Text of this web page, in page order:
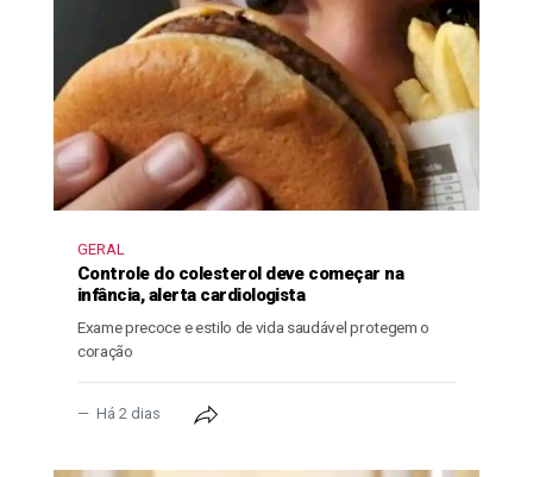
GERAL
Controle do colesterol deve começar na
infância, alerta cardiologista
Exame precoce e estilo de vida saudável protegem o
coração
Há 2 dias